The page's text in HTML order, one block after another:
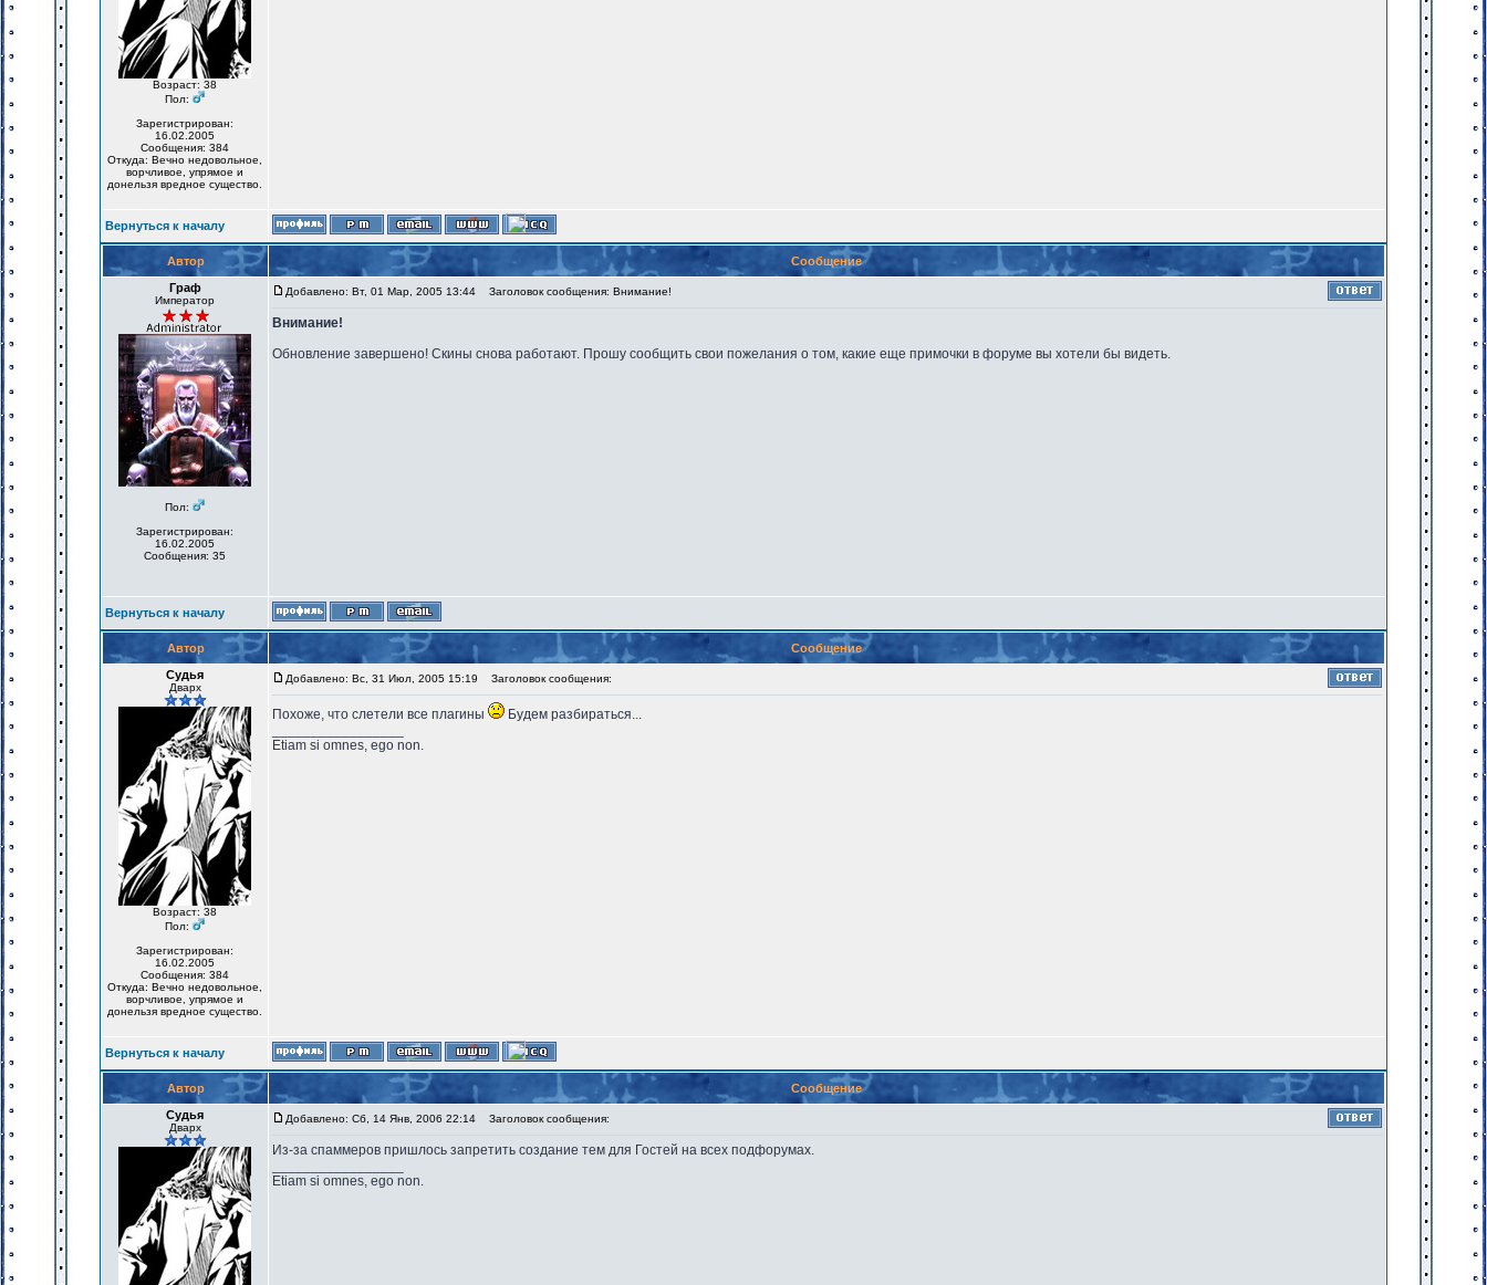
Возраст: 38
Пол:
Зарегистрирован:
16.02.2005
Сообщения: 384
Откуда: Вечно недовольное,
ворчливое, упрямое и
донельзя вредное существо.
Вернуться к началу
Автор
Сообщение
Граф
Император
Пол:
Зарегистрирован:
16.02.2005
Сообщения: 35
Добавлено: Вт, 01 Мар, 2005 13:44 Заголовок сообщения: Внимание!
Внимание!
Обновление завершено! Скины снова работают. Прошу сообщить свои пожелания о том, какие еще примочки в форуме вы хотели бы видеть.
Вернуться к началу
Автор
Сообщение
Судья
Дварх
Возраст: 38
Пол:
Зарегистрирован:
16.02.2005
Сообщения: 384
Откуда: Вечно недовольное,
ворчливое, упрямое и
донельзя вредное существо.
Добавлено: Вс, 31 Июл, 2005 15:19 Заголовок сообщения:
Похоже, что слетели все плагины
Будем разбираться...
Etiam si omnes, ego non.
Вернуться к началу
Автор
Сообщение
Судья
Дварх
Добавлено: Сб, 14 Янв, 2006 22:14 Заголовок сообщения:
Из-за спаммеров пришлось запретить создание тем для Гостей на всех подфорумах.
Etiam si omnes, ego non.